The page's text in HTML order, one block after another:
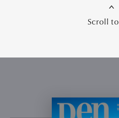
Scroll